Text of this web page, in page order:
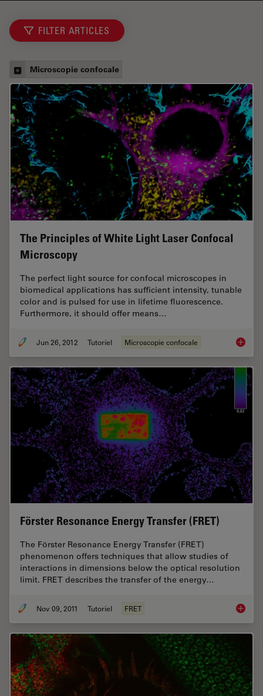
FILTER ARTICLES
Microscopie confocale
The Principles of White Light Laser Confocal
Microscopy
The perfect light source for confocal microscopes in
biomedical applications has sufficient intensity, tunable
color and is pulsed for use in lifetime fluorescence.
Furthermore, it should offer means…
Jun 26, 2012 Tutoriel Microscopie confocale The
Förster Resonance Energy Transfer (FRET)
The Förster Resonance Energy Transfer (FRET)
phenomenon offers techniques that allow studies of
interactions in dimensions below the optical resolution
limit. FRET describes the transfer of the energy…
Nov 09, 2011 Tutoriel FRET Förster